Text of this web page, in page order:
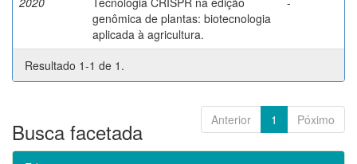
genômica de plantas: biotecnologia
aplicada à agricultura.
Resultado 1-1 de 1.
Anterior 1 Póximo
Busca facetada